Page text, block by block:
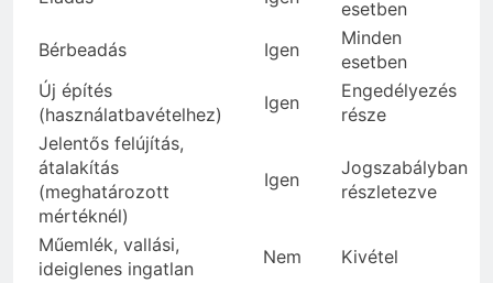
esetben
Bérbeadás
Igen
Minden
esetben
Új építés
(használatbavételhez)
Igen
Engedélyezés
része
Jelentős felújítás,
átalakítás
(meghatározott
mértéknél)
Igen
Jogszabályban
részletezve
Műemlék, vallási,
ideiglenes ingatlan
Nem
Kivétel